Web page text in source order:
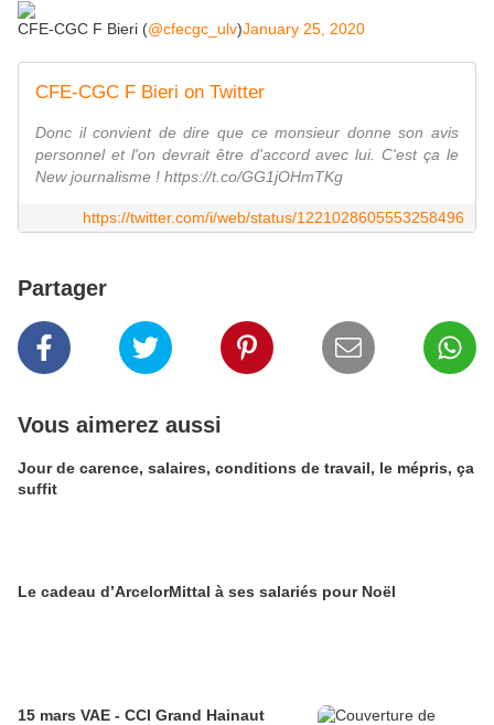
CFE-CGC F Bieri (@cfecgc_ulv)January 25, 2020
CFE-CGC F Bieri on Twitter
Donc il convient de dire que ce monsieur donne son avis
personnel et l'on devrait être d'accord avec lui. C'est ça le
New journalisme ! https://t.co/GG1jOHmTKg
https://twitter.com/i/web/status/1221028605553258496
Partager
Vous aimerez aussi
Jour de carence, salaires, conditions de travail, le mépris, ça
suffit
Le cadeau d’ArcelorMittal à ses salariés pour Noël
15 mars VAE - CCI Grand Hainaut